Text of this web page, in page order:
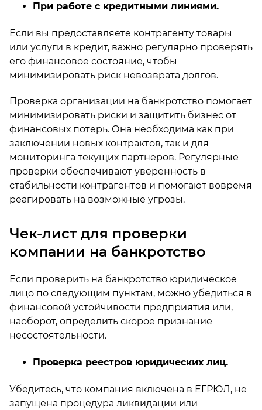
При работе с кредитными линиями.
Если вы предоставляете контрагенту товары
или услуги в кредит, важно регулярно проверять
его финансовое состояние, чтобы
минимизировать риск невозврата долгов.
Проверка организации на банкротство помогает
минимизировать риски и защитить бизнес от
финансовых потерь. Она необходима как при
заключении новых контрактов, так и для
мониторинга текущих партнеров. Регулярные
проверки обеспечивают уверенность в
стабильности контрагентов и помогают вовремя
реагировать на возможные угрозы.
Чек-лист для проверки
компании на банкротство
Если проверить на банкротство юридическое
лицо по следующим пунктам, можно убедиться в
финансовой устойчивости предприятия или,
наоборот, определить скорое признание
несостоятельности.
Проверка реестров юридических лиц.
Убедитесь, что компания включена в ЕГРЮЛ, не
запущена процедура ликвидации или